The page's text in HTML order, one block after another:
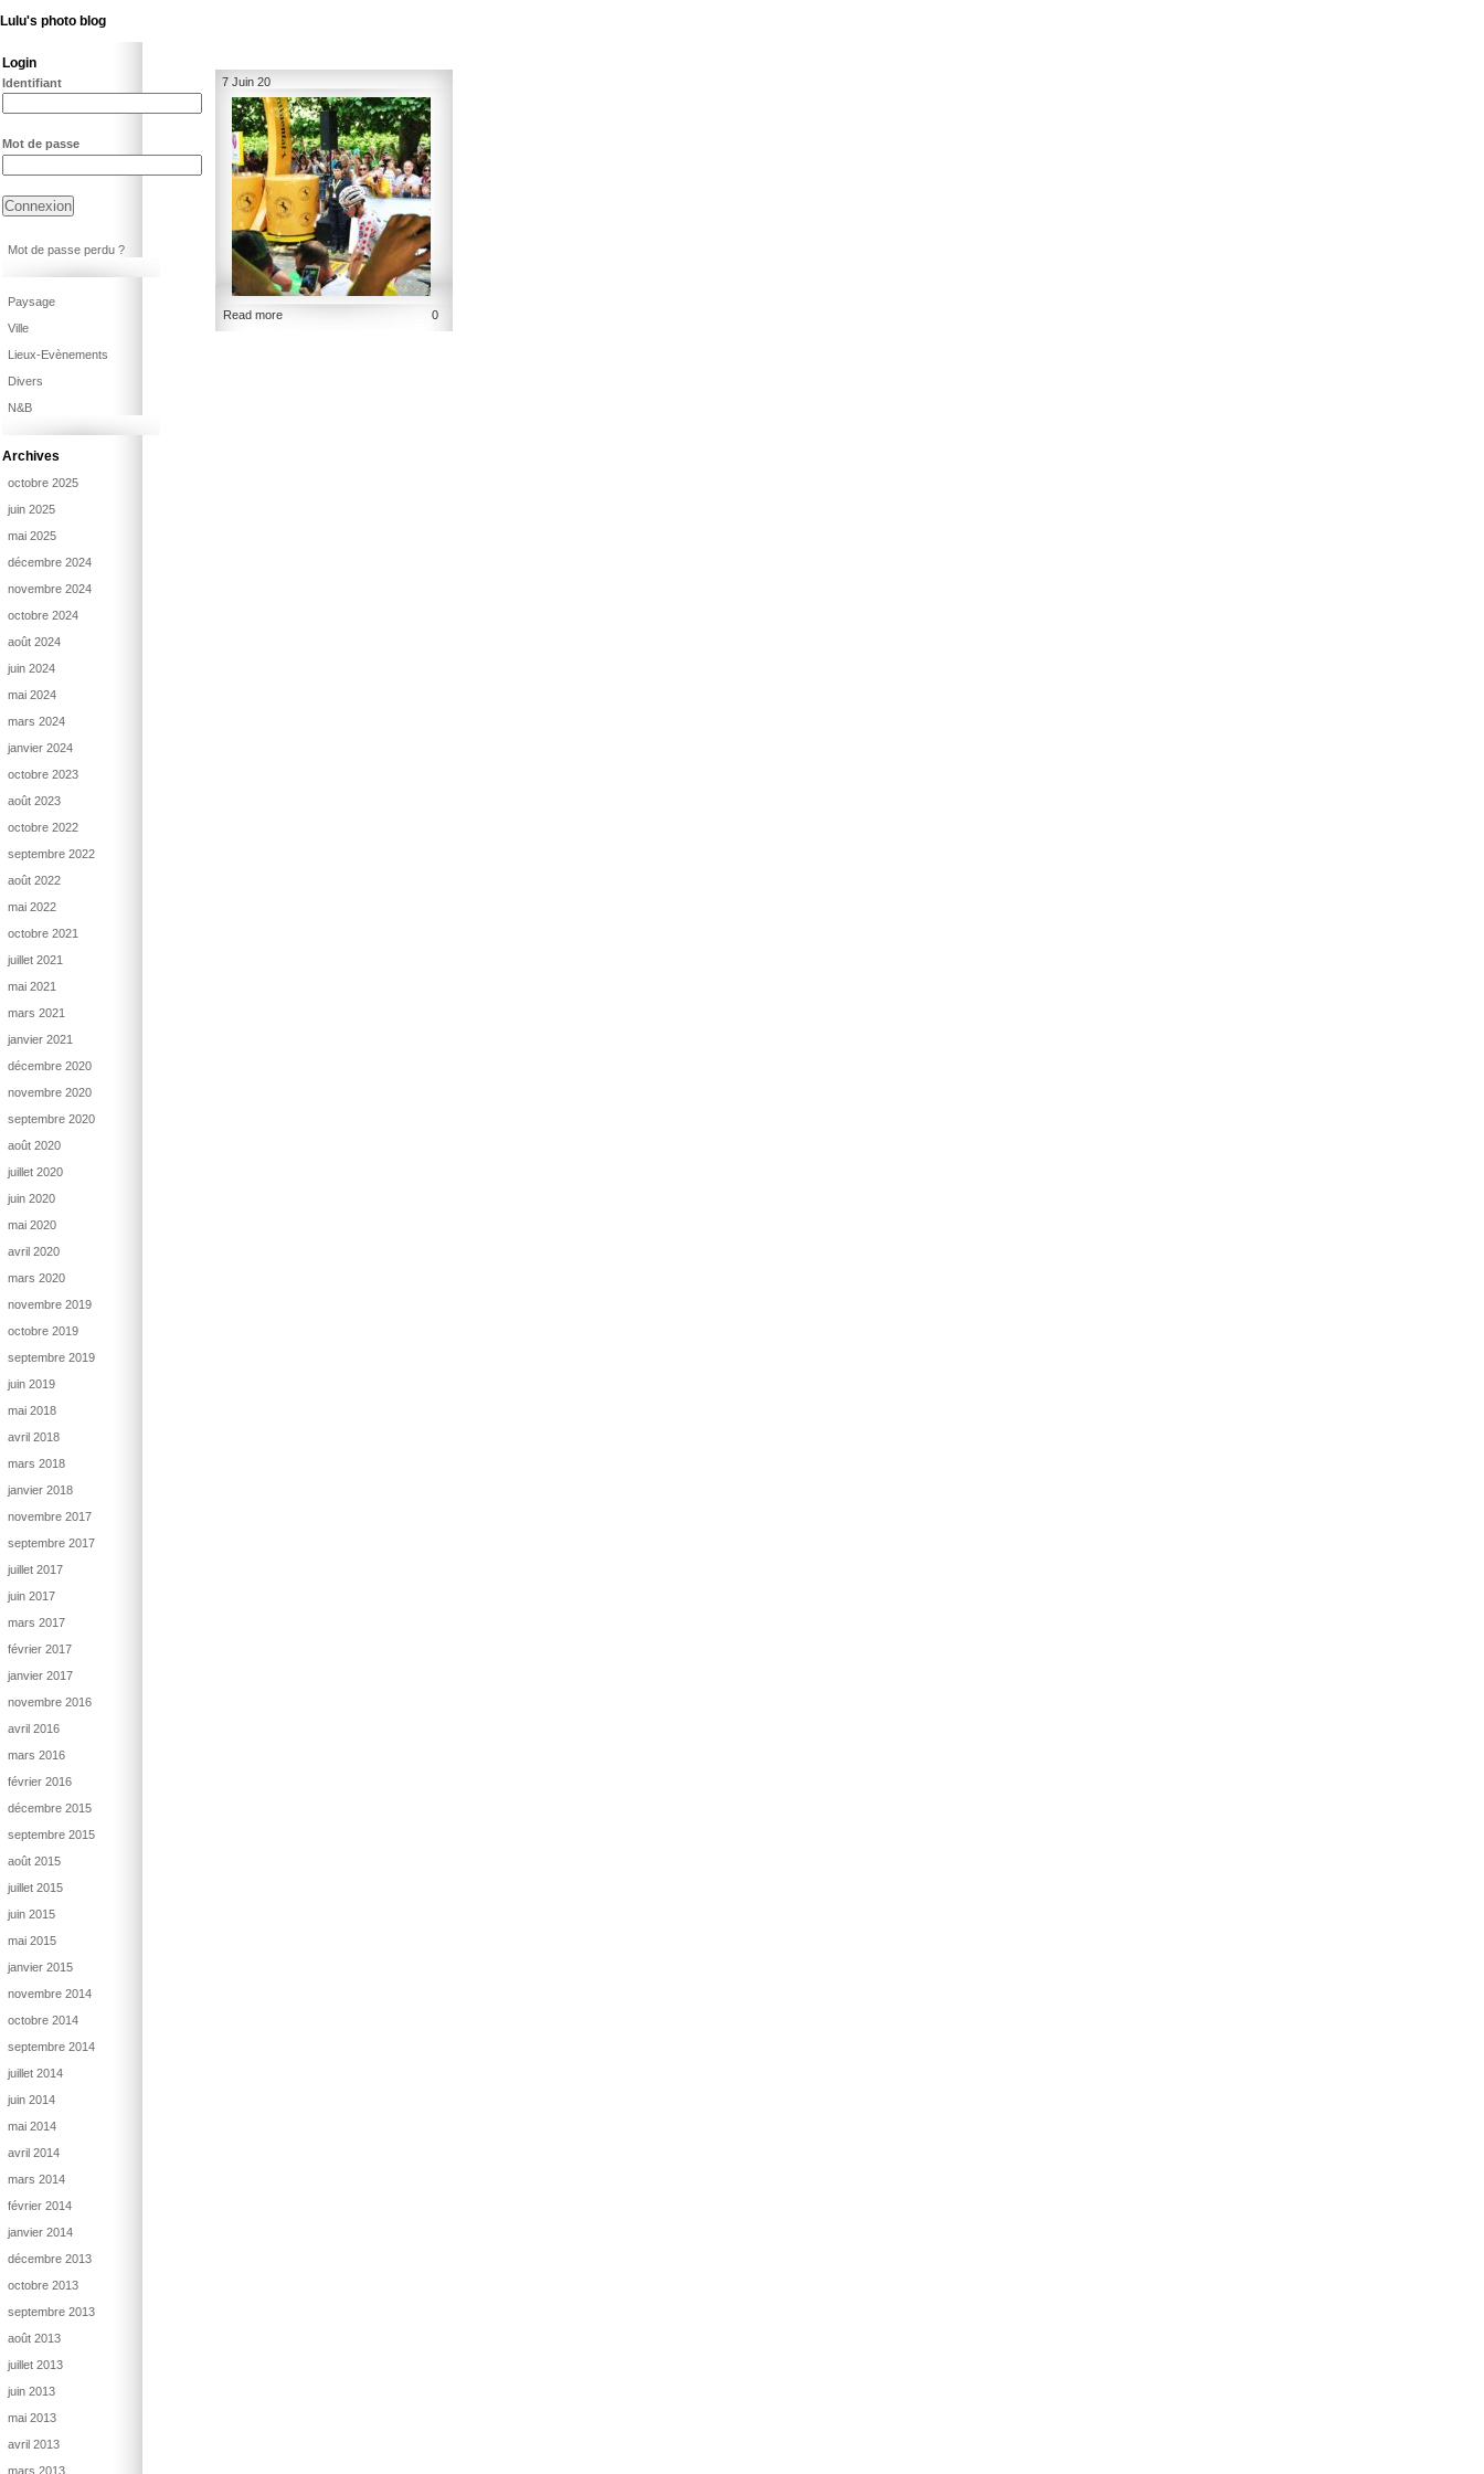
Lulu's photo blog
7 Juin 20
Read more 0
Login
Identifiant
Mot de passe
Mot de passe perdu ?
Paysage
Ville
Lieux-Evènements
Divers
N&B
Archives
octobre 2025
juin 2025
mai 2025
décembre 2024
novembre 2024
octobre 2024
août 2024
juin 2024
mai 2024
mars 2024
janvier 2024
octobre 2023
août 2023
octobre 2022
septembre 2022
août 2022
mai 2022
octobre 2021
juillet 2021
mai 2021
mars 2021
janvier 2021
décembre 2020
novembre 2020
septembre 2020
août 2020
juillet 2020
juin 2020
mai 2020
avril 2020
mars 2020
novembre 2019
octobre 2019
septembre 2019
juin 2019
mai 2018
avril 2018
mars 2018
janvier 2018
novembre 2017
septembre 2017
juillet 2017
juin 2017
mars 2017
février 2017
janvier 2017
novembre 2016
avril 2016
mars 2016
février 2016
décembre 2015
septembre 2015
août 2015
juillet 2015
juin 2015
mai 2015
janvier 2015
novembre 2014
octobre 2014
septembre 2014
juillet 2014
juin 2014
mai 2014
avril 2014
mars 2014
février 2014
janvier 2014
décembre 2013
octobre 2013
septembre 2013
août 2013
juillet 2013
juin 2013
mai 2013
avril 2013
mars 2013